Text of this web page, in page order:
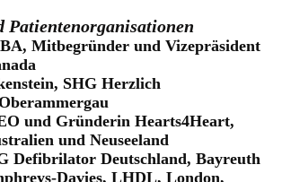
Patientenorganisationen
Mitbegründer und Vizepräsident
da
SHG Herzlich
und Gründerin Hearts4Heart,
und Neuseeland
Defibrilator Deutschland, Bayreuth
Davies, LHDL, London,